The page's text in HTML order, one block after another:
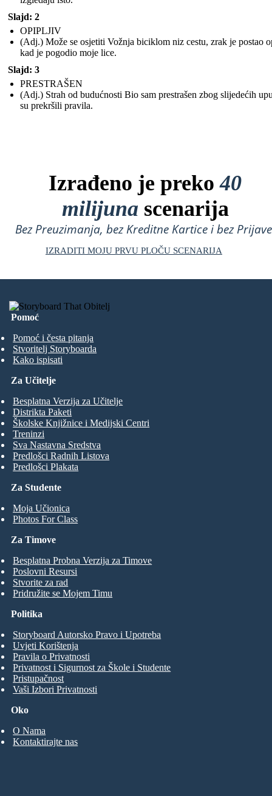
Slajd: 2
OPIPLJIV
(Adj.) Može se osjetiti Vožnja biciklom niz cestu, zrak je postao
kad je pogodio moje lice.
Slajd: 3
PRESTRAŠEN
(Adj.) Strah od budućnosti Bio sam prestrašen zbog slijedećih
su prekršili pravila.
Izrađeno je preko40
milijuna scenarija
Bez Preuzimanja, bez Kreditne Kartice i bez
IZRADITI MOJU PRVU PLOČU SCENARIJA
Pomoć
Pomoć i česta pitanja
Stvoritelj Storyboarda
Kako ispisati
Za Studente
Moja Učionica
Photos For Class
Za Učitelje
Besplatna Verzija za Učitelje
Distrikta Paketi
Školske Knjižnice i Medijski Centri
Treninzi
Sva Nastavna Sredstva
Predlošci Radnih Listova
Predlošci Plakata
Za Timove
Besplatna Probna Verzija za Timove
Poslovni Resursi
Stvorite za rad
Pridružite se Mojem Timu
Oko
O Nama
Kontaktirajte nas
Politika
Storyboard Autorsko Pravo i Upotreba
Uvjeti Korištenja
Pravila o Privatnosti
Privatnost i Sigurnost za Škole i Studente
Pristupačnost
Vaši Izbori Privatnosti